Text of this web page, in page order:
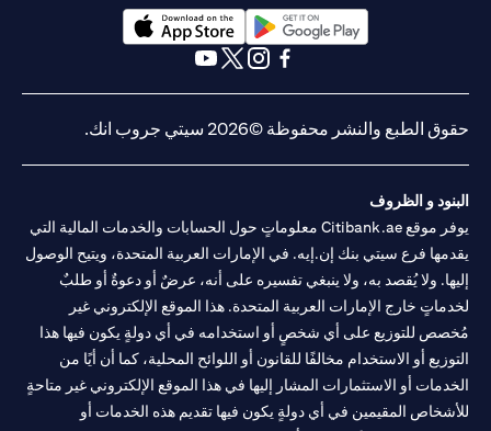
opens in a new tab
opens in a new tab
حقوق الطبع والنشر محفوظة ©2026 سيتي جروب انك.
البنود و الظروف
يوفر موقع Citibank.ae معلوماتٍ حول الحسابات والخدمات المالية التي
يقدمها فرع سيتي بنك إن.إيه. في الإمارات العربية المتحدة، ويتيح الوصول
إليها. ولا يُقصد به، ولا ينبغي تفسيره على أنه، عرضٌ أو دعوةٌ أو طلبٌ
لخدماتٍ خارج الإمارات العربية المتحدة. هذا الموقع الإلكتروني غير
مُخصص للتوزيع على أي شخصٍ أو استخدامه في أي دولةٍ يكون فيها هذا
التوزيع أو الاستخدام مخالفًا للقانون أو اللوائح المحلية، كما أن أيًا من
الخدمات أو الاستثمارات المشار إليها في هذا الموقع الإلكتروني غير متاحةٍ
للأشخاص المقيمين في أي دولةٍ يكون فيها تقديم هذه الخدمات أو